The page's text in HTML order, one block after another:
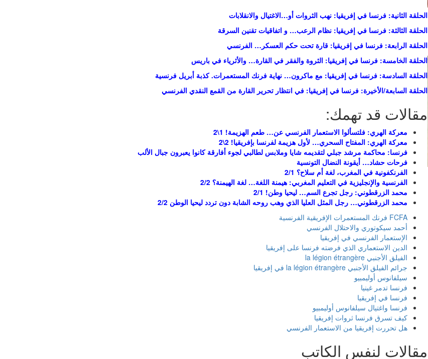
الحلقة الثانية: فرنسا في إفريقيا: نهب الثروات أو…الاغتيال والانقلابات
الحلقة الثالثة: فرنسا في إفريقيا: نظام الرعب… و اتفاقيات تقنين السرقة
الحلقة الرابعة: فرنسا في إفريقيا: قارة تحت حكم العسكر… الفرنسي
الحلقة الخامسة: فرنسا في إفريقيا: الثروة والفقر في القارة… والأثرياء في باريس
الحلقة السادسة: فرنسا في إفريقيا: مع ماكرون… نهاية فرنك المستعمرات. كذبة أبريل فرنسية
الحلقة السابعة/الأخيرة: فرنسا في إفريقيا: في انتظار تحرير القارة من القمع النقدي الفرنسي
مقالات قد تهمك:
معركة الهري: فلتسألوا الاستعمار الفرنسي عن… طعم الهزيمة! 1\2
معركة الهري: المفتاح السحري… لأول هزيمة لفرنسا بإفريقيا! 2\2
فرنسا: محاكمة مرشد جبلي لتقديمه شايا وملابس لطالبي لجوء أفارقة كانوا يعبرون جبال الألب
فرحات حشاد… أيقونة النضال التونسية
الفرنكفونية في المغرب، لغة أم سلاح؟ 2/1
الفرنسية والإنجليزية في التعليم المغربي: هيمنة اللغة… لغة الهيمنة؟ 2/2
محمد الزرقطوني: رجل تجرع السم… ليحيا وطن! 2/1
محمد الزرقطوني… رجل المثل العليا الذي وهب روحه الشابة دون تردد ليحيا الوطن 2/2
FCFA فرنك المستعمرات الإفريقية الفرنسية
أحمد سيكوتوري والاحتلال الفرنسي
الإستعمار الفرنسي في إفريقيا
الدين الاستعماري الذي فرضته فرنسا على إفريقيا
الفيلق الأجنبي la légion étrangère
جرائم الفيلق الأجنبي la légion étrangère في إفريقيا
سيلفانوس أوليمبيو
فرنسا تدمر غينيا
فرنسا في إفريقيا
فرنسا واغتيال سيلفانوس أوليمبيو
كيف تسرق فرنسا ثروات إفريقيا
هل تحررت إفريقيا من الاستعمار الفرنسي
مقالات لنفس الكاتب